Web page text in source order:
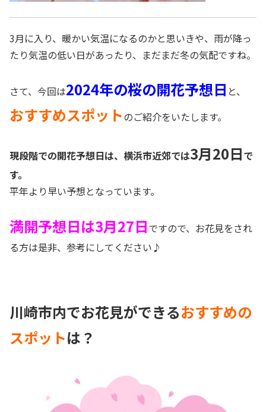
3月に入り、暖かい気温になるのかと思いきや、雨が降っ
たり気温の低い日があったり、まだまだ冬の気配ですね。
さて、今回は2024年の桜の開花予想日 と、
おすすめスポットのご紹介をいたします。
現段階での開花予想日は、横浜市近郊では3月20日で
す。
平年より早い予想となっています。
満開予想日は3月27日ですので、お花見をされ
る方は是非、参考にしてください♪
川崎市内でお花見ができるおすすめの
スポットは？